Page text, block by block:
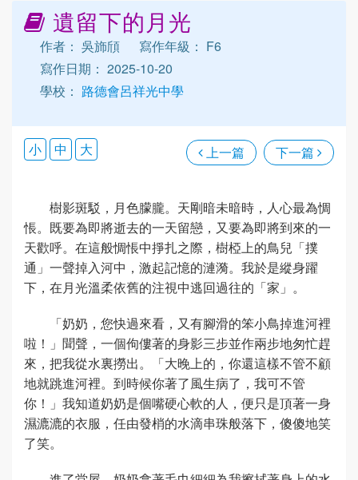
遺留下的月光
作者： 吳斾頎
寫作年級： F6
寫作日期： 2025-10-20
學校： 路德會呂祥光中學
上一篇 下一篇
小 中 大
樹影斑駁，月色朦朧。天剛暗未暗時，人心最為惆
悵。既要為即將逝去的一天留戀，又要為即將到來的一
天歡呼。在這般惆悵中掙扎之際，樹椏上的鳥兒「撲
通」一聲掉入河中，激起記憶的漣漪。我於是縱身躍
下，在月光溫柔依舊的注視中逃回過往的「家」。
「奶奶，您快過來看，又有腳滑的笨小鳥掉進河裡
啦！」聞聲，一個佝僂著的身影三步並作兩步地匆忙趕
來，把我從水裏撈出。「大晚上的，你還這樣不管不顧
地就跳進河裡。到時候你著了風生病了，我可不管
你！」我知道奶奶是個嘴硬心軟的人，便只是頂著一身
濕漉漉的衣服，任由發梢的水滴串珠般落下，傻傻地笑
了笑。